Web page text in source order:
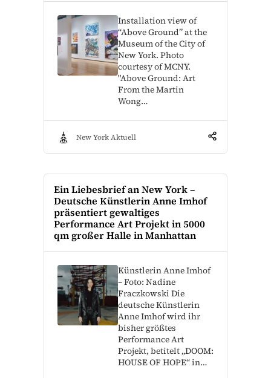
Installation view of
“Above Ground” at the
Museum of the City of
New York. Photo
courtesy of MCNY.
"Above Ground: Art
From the Martin
Wong…
New York Aktuell
Ein Liebesbrief an New York –
Deutsche Künstlerin Anne Imhof
präsentiert gewaltiges
Performance Art Projekt in 5000
qm großer Halle in Manhattan
Künstlerin Anne Imhof
– Foto: Nadine
Fraczkowski Die
deutsche Künstlerin
Anne Imhof wird ihr
bisher größtes
Performance Art
Projekt, betitelt „DOOM:
HOUSE OF HOPE“ in…